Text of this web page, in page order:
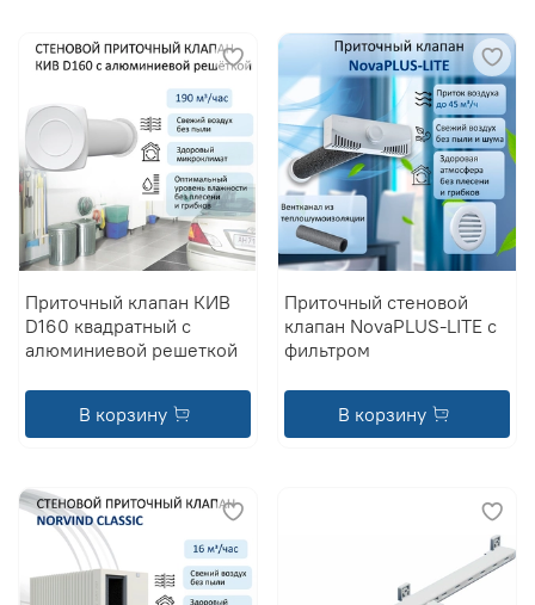
Приточный клапан КИВ
D160 квадратный с
алюминиевой решеткой
В корзину
Приточный стеновой
клапан NovaPLUS-LITE с
фильтром
В корзину